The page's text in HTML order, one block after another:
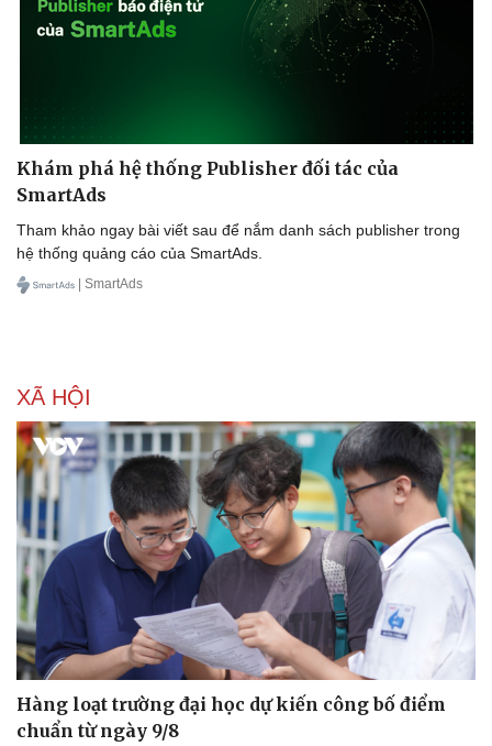
Khám phá hệ thống Publisher đối tác của
SmartAds
Tham khảo ngay bài viết sau để nắm danh sách publisher trong
hệ thống quảng cáo của SmartAds.
| SmartAds
XÃ HỘI
Hàng loạt trường đại học dự kiến công bố điểm
chuẩn từ ngày 9/8